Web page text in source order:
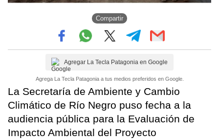
Compartir
Agregar La Tecla Patagonia en Google
Agrega La Tecla Patagonia a tus medios preferidos en Google.
La Secretaría de Ambiente y Cambio
Climático de Río Negro puso fecha a la
audiencia pública para la Evaluación de
Impacto Ambiental del Proyecto